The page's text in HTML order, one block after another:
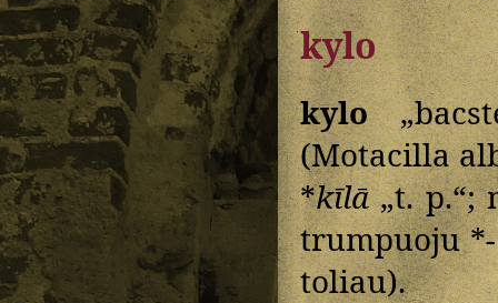
kylo
kylo
(Motacilla
*kīlā„t. p.“;
trumpuoju *
toliau).